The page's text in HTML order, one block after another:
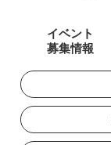
イベント
募集情報